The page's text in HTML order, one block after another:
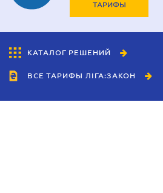
ТАРИФЫ
КАТАЛОГ РЕШЕНИЙ
ВСЕ ТАРИФЫ ЛІГА:ЗАКОН